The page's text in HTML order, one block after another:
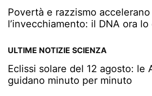
Povertà e razzismo accelerano
l’invecchiamento: il DNA ora
ULTIME NOTIZIE SCIENZA
Eclissi solare del 12 agosto: le
guidano minuto per minuto